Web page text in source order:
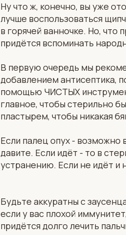
Ну что ж, конечно, вы уже
лучше воспользоваться
в горячей ванночке. Но,
придётся вспоминать
В первую очередь мы
добавлением антисептика,
помощью ЧИСТЫХ
главное, чтобы стерильно
пластырем, чтобы никакая
Если палец опух - возможно
давите. Если идёт - то в
устранению. Если не идёт и
Будьте аккуратны с
если у вас плохой
придётся долго лечить